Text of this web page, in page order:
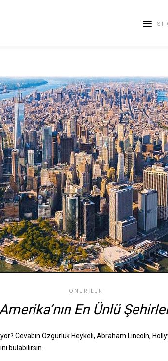
ÖNERILER
En Ünlü
Cevabın Özgürlük Heykeli, Abraham Lincoln,
bulabilirsin.